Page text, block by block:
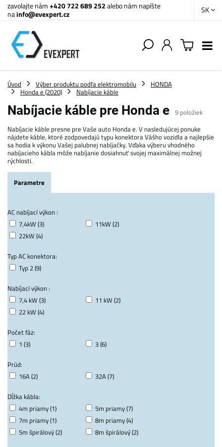
zavolajte nám+420 722 689 252alebo nám napíšte
nainfo@evexpert.cz SK
Úvod Výber produktu podľa elektromobilu
HONDA
Honda e (2020)
Nabíjacie káble
Nabíjacie káble pre Honda e 9 položiek
Nabíjacie káble presne pre Vaše auto Honda e. V nasledujúcej ponuke
nájdete káble, ktoré zodpovedajú typu konektora Vášho vozidla a najlepšie
sa hodia k výkonu Vašej palubnej nabíjačky. Vďaka výberu vhodného
nabíjacieho kábla môže nabíjanie dosiahnuť svojej maximálnej možnej
rýchlosti.
Parametre
AC nabíjací výkon :
7,4kW (3)
11kW (2)
22kW (4)
Typ AC konektora:
Typ 2 (9)
Nabíjací výkon :
7,4 kW (3)
11 kW (2)
22 kW (4)
Počet fáz:
1 (3)
3 (6)
Prúd:
16A (2)
32A (7)
Dĺžka kábla:
4m priamy (1)
5m priamy (7)
7m priamy (1)
8m priamy (4)
5m špirálový (2)
8m špirálový (2)